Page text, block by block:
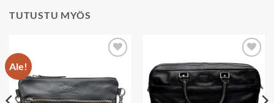
TUTUSTU MYÖS
Ale!
Add to
wishlist